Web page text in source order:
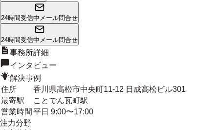
24時間受信中 メール問合せ
24時間受信中 メール問合せ
事務所詳細
インタビュー
解決事例
住所
香川県高松市中央町11-12 日成高松ビル301
最寄駅
ことでん瓦町駅
営業時間 平日 9:00〜17:00
注力分野